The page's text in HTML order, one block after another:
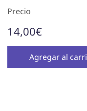
Precio
14,00€
Agregar al